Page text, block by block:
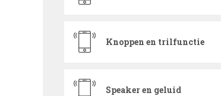
Knoppen en trilfunctie
Speaker en geluid